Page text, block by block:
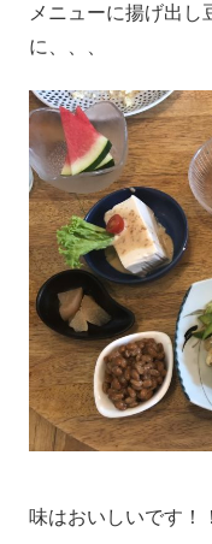
メニューに揚げ出
に、、、
味はおいしいです！！